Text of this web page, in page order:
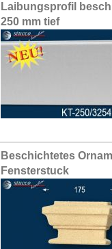
Laibungsprofil
250 mm tief
Beschichtetes
Fensterstuck